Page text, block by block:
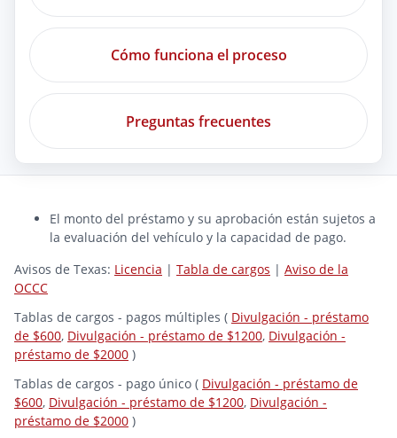
Cómo funciona el proceso
Preguntas frecuentes
El monto del préstamo y su aprobación están sujetos a
la evaluación del vehículo y la capacidad de pago.
Avisos de Texas: Licencia | Tabla de cargos | Aviso de la
OCCC
Tablas de cargos - pagos múltiples ( Divulgación - préstamo
de $600, Divulgación - préstamo de $1200, Divulgación -
préstamo de $2000 )
Tablas de cargos - pago único ( Divulgación - préstamo de
$600, Divulgación - préstamo de $1200, Divulgación -
préstamo de $2000 )